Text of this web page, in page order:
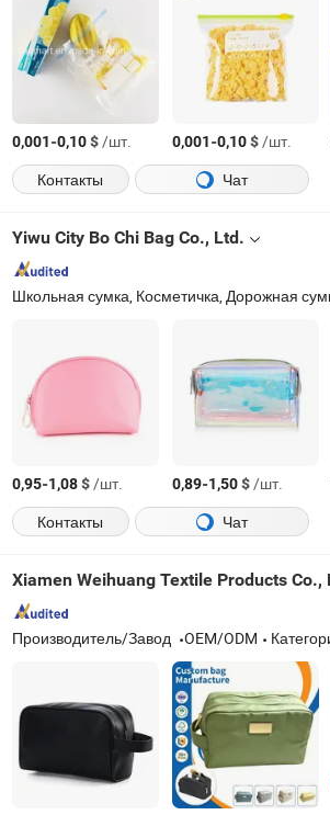
0,001-0,10$/шт. 0,001-0,10$/шт.
Контакты
Чат
Yiwu City Bo Chi Bag Co., Ltd.
0,95-1,08$/шт. 0,89-1,50$/шт.
Контакты
Чат
Xiamen Weihuang Textile Products Co.,
Производитель/Завод OEM/ODM